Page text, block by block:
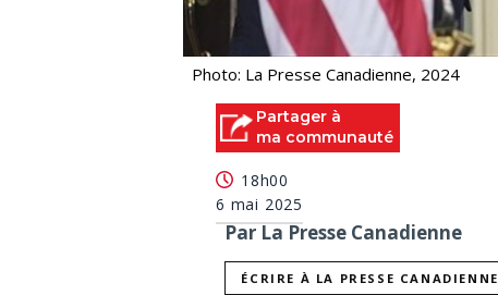
Photo: La Presse Canadienne, 2024
Partager à
ma communauté
18h00
6 mai 2025
Par La Presse Canadienne
ÉCRIRE À LA PRESSE CANADIENNE